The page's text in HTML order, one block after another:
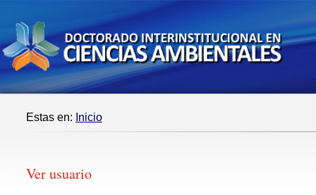
Estas en: Inicio
Ver usuario